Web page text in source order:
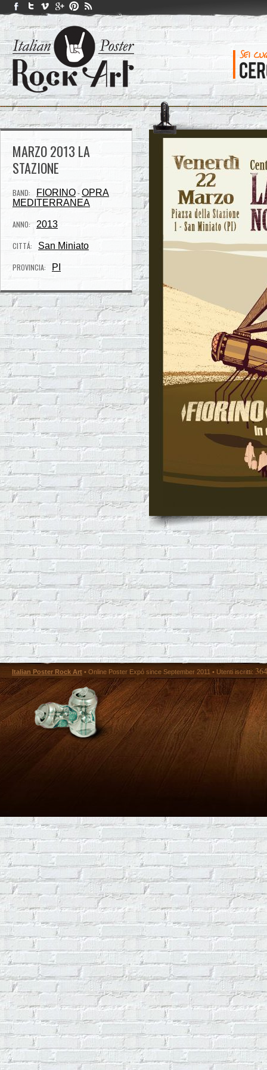
MARZO 2013 LA
STAZIONE
BAND: FIORINO - OPRA
MEDITERRANEA
ANNO: 2013
CITTÁ: San Miniato
PROVINCIA: PI
Italian Poster Rock Art • Online Poster Expó since September 2011 • Utenti iscritti: 364